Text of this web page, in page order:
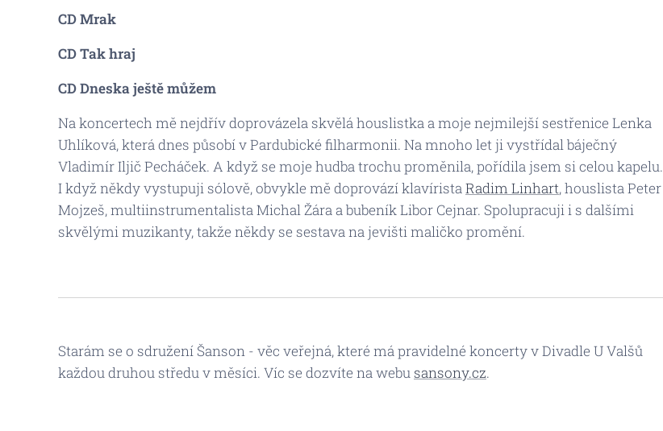
CDMrak
CDTak hraj
CDDneska ještě můžem
Na koncertech mě nejdřív doprovázela skvělá houslistka a moje nejmilejší sestřenice Lenka
Uhlíková, která dnes působí v Pardubické filharmonii. Na mnoho let ji vystřídal báječný
Vladimír Iljič Pecháček. A když se moje hudba trochu proměnila, pořídila jsem si celou kapelu.
I když někdy vystupuji sólově, obvykle mě doprovází klavíristaRadim Linhart, houslista Peter
Mojzeš, multiinstrumentalista Michal Žára a bubeník Libor Cejnar. Spolupracuji i s dalšími
skvělými muzikanty, takže někdy se sestava na jevišti maličko promění.
Starám se o sdružení Šanson - věc veřejná, které má pravidelné koncerty v Divadle U Valšů
každou druhou středu v měsíci. Víc se dozvíte na webusansony.cz.